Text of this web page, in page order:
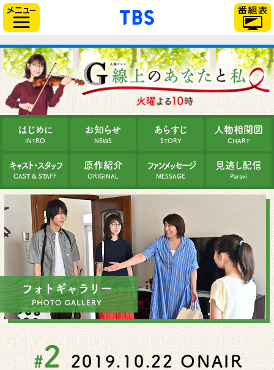
「TBSテレビ」トップ
はじめに
INTRO
お知らせ
NEWS
あらすじ
STORY
人物相関図
CHART
キャスト・スタッフ
CAST & STAFF
原作紹介
ORIGINAL
ファンメッセージ
MESSAGE
見逃し配信
Paravi
#2 2019.10.22 ONAIR